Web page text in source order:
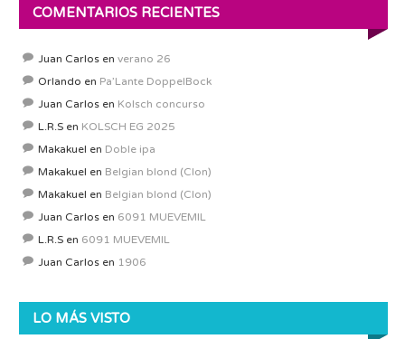
COMENTARIOS RECIENTES
Juan Carlos en verano 26
Orlando en Pa’Lante DoppelBock
Juan Carlos en Kolsch concurso
L.R.S en KOLSCH EG 2025
Makakuel en Doble ipa
Makakuel en Belgian blond (Clon)
Makakuel en Belgian blond (Clon)
Juan Carlos en 6091 MUEVEMIL
L.R.S en 6091 MUEVEMIL
Juan Carlos en 1906
LO MÁS VISTO